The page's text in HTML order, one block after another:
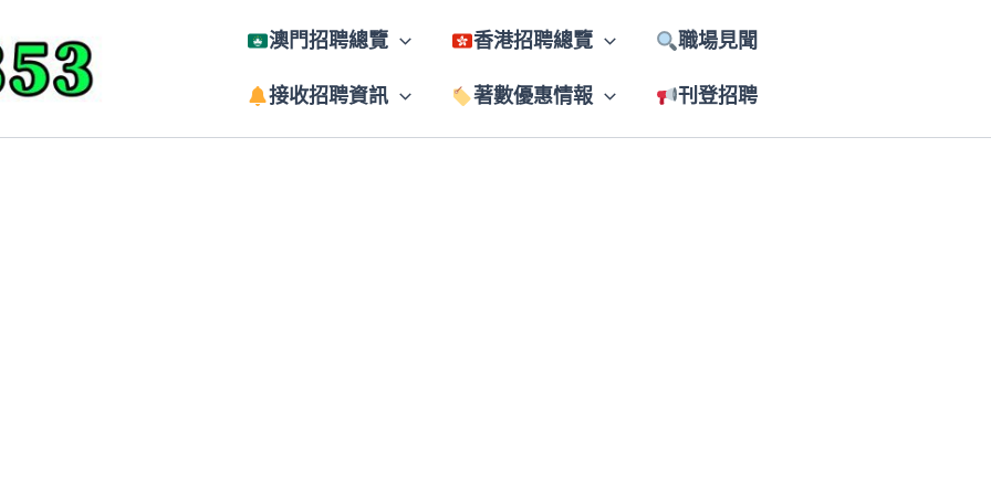
澳門招聘總覽 香港招聘總覽 職場見聞
接收招聘資訊 著數優惠情報 刊登招聘